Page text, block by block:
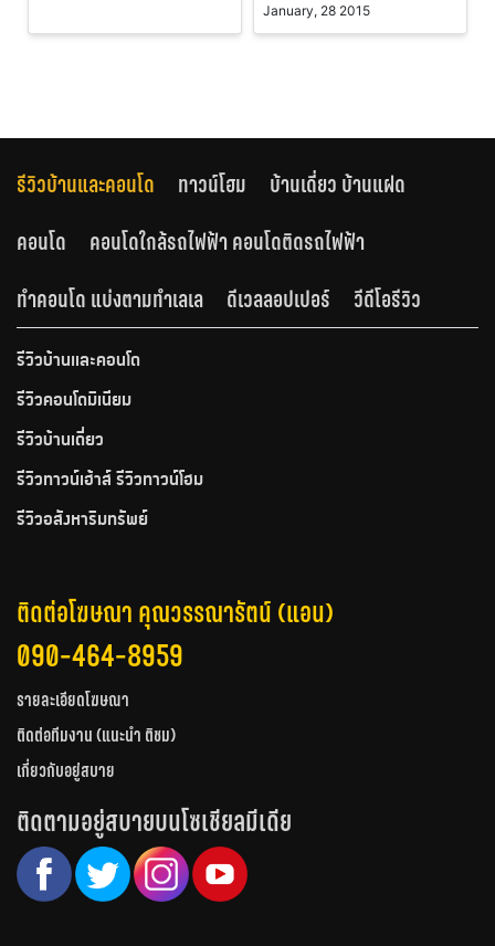
January, 28 2015
รีวิวบ้านและคอนโด ทาวน์โฮม
บ้านเดี่ยว บ้านแฝด
คอนโด
คอนโดใกล้รถไฟฟ้า คอนโดติดรถไฟฟ้า
ทำคอนโด แบ่งตามทำเลเล
ดีเวลลอปเปอร์ วีดีโอรีวิว
รีวิวบ้านและคอนโด
รีวิวคอนโดมิเนียม
รีวิวบ้านเดี่ยว
รีวิวทาวน์เฮ้าส์ รีวิวทาวน์โฮม
รีวิวอสังหาริมทรัพย์
ติดต่อโฆษณา คุณวรรณารัตน์ (แอน)
090-464-8959
รายละเอียดโฆษณา
ติดต่อทีมงาน (แนะนำ ติชม)
เกี่ยวกับอยู่สบาย
ติดตามอยู่สบายบนโซเชียลมีเดีย